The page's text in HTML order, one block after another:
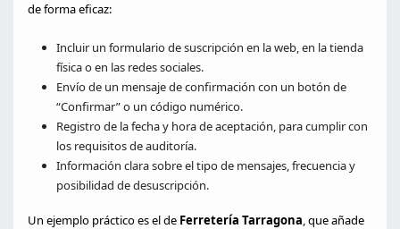
de forma eficaz:
Incluir un formulario de suscripción en la web, en la tienda
física o en las redes sociales.
Envío de un mensaje de confirmación con un botón de
“Confirmar” o un código numérico.
Registro de la fecha y hora de aceptación, para cumplir con
los requisitos de auditoría.
Información clara sobre el tipo de mensajes, frecuencia y
posibilidad de desuscripción.
Un ejemplo práctico es el de Ferretería Tarragona, que añade